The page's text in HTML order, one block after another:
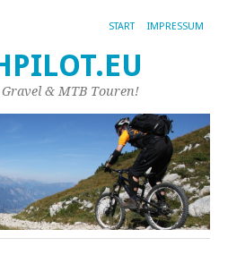
START IMPRESSUM
Gravel & MTB Touren!